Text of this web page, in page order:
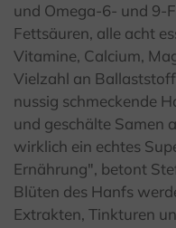
und Omega-6- und 9-
Fettsäuren, alle acht
Vitamine, Calcium,
Vielzahl an
nussig schmeckende
und geschälte Samen
wirklich ein echtes
Ernährung", betont
Blüten des Hanfs
Extrakten, Tinkturen